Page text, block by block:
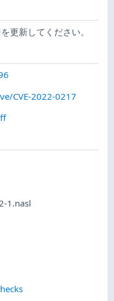
更新してください。
CVE-2022-0217
1.nasl